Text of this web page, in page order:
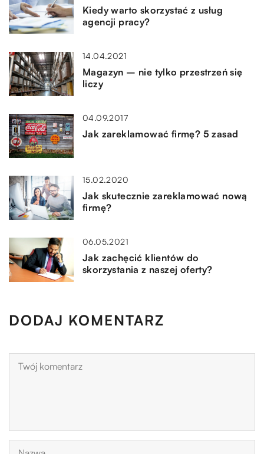
Kiedy warto skorzystać z usług
agencji pracy?
14.04.2021
Magazyn – nie tylko przestrzeń się
liczy
04.09.2017
Jak zareklamować firmę? 5 zasad
15.02.2020
Jak skutecznie zareklamować nową
firmę?
06.05.2021
Jak zachęcić klientów do
skorzystania z naszej oferty?
DODAJ KOMENTARZ